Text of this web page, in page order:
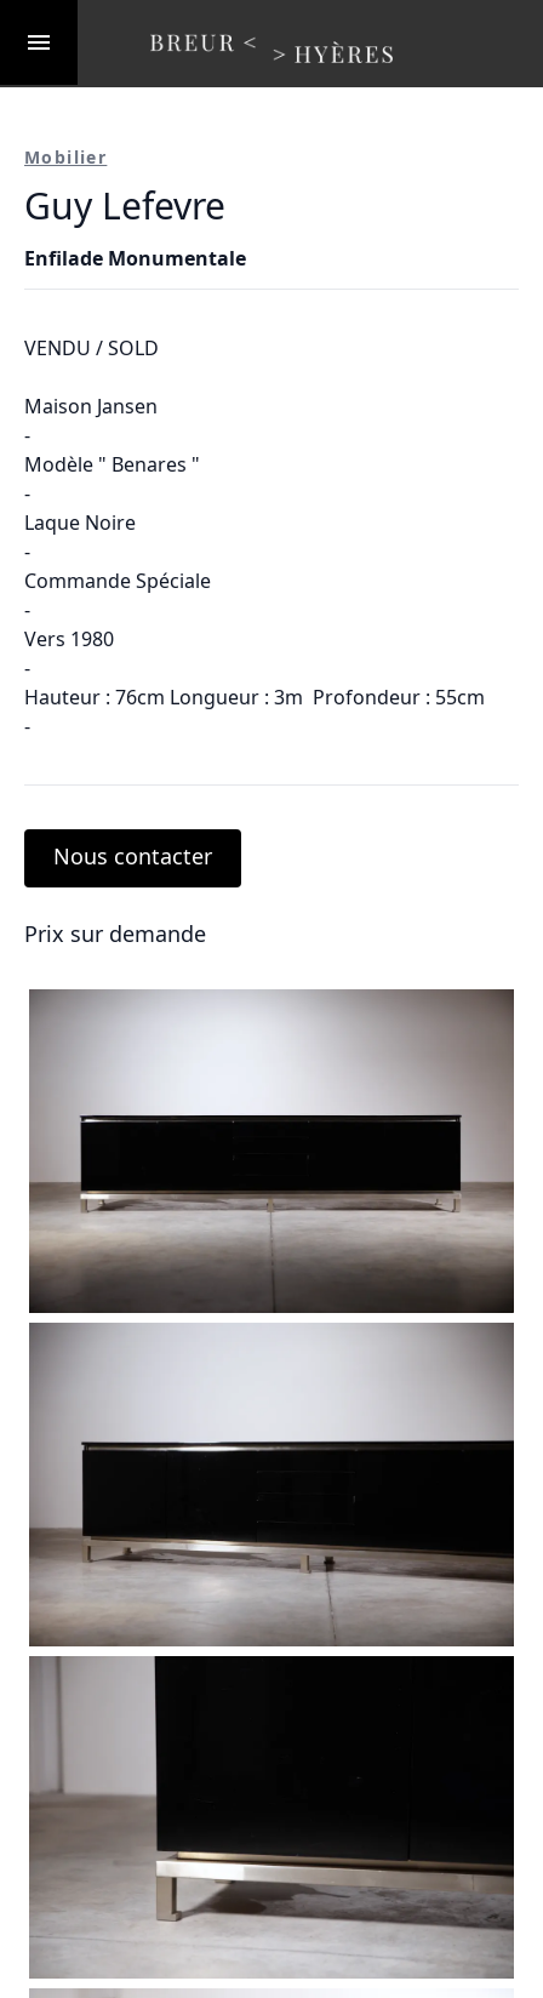
Mobilier
Guy Lefevre
Enfilade Monumentale
VENDU / SOLD
Maison Jansen
-
Modèle " Benares "
-
Laque Noire
-
Commande Spéciale
-
Vers 1980
-
Hauteur : 76cm Longueur : 3m Profondeur : 55cm
-
Nous contacter
Prix sur demande